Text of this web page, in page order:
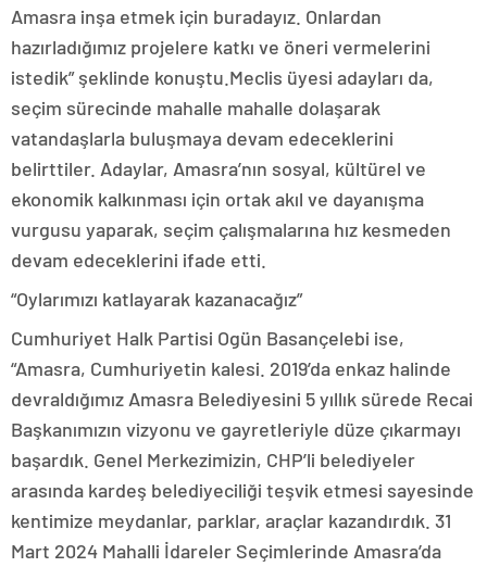
Amasra inşa etmek için buradayız. Onlardan
hazırladığımız projelere katkı ve öneri vermelerini
istedik” şeklinde konuştu.Meclis üyesi adayları da,
seçim sürecinde mahalle mahalle dolaşarak
vatandaşlarla buluşmaya devam edeceklerini
belirttiler. Adaylar, Amasra’nın sosyal, kültürel ve
ekonomik kalkınması için ortak akıl ve dayanışma
vurgusu yaparak, seçim çalışmalarına hız kesmeden
devam edeceklerini ifade etti.
“Oylarımızı katlayarak kazanacağız”
Cumhuriyet Halk Partisi Ogün Basançelebi ise,
“Amasra, Cumhuriyetin kalesi. 2019’da enkaz halinde
devraldığımız Amasra Belediyesini 5 yıllık sürede Recai
Başkanımızın vizyonu ve gayretleriyle düze çıkarmayı
başardık. Genel Merkezimizin, CHP’li belediyeler
arasında kardeş belediyeciliği teşvik etmesi sayesinde
kentimize meydanlar, parklar, araçlar kazandırdık. 31
Mart 2024 Mahalli İdareler Seçimlerinde Amasra’da